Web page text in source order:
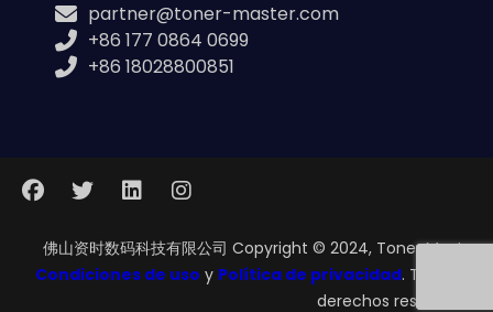
partner@toner-master.com
+86 177 0864 0699
+86 18028800851
佛山资时数码科技有限公司 Copyright © 2024, Toner Master.
Condiciones de uso y Política de privacidad. Todos los
derechos reservados.